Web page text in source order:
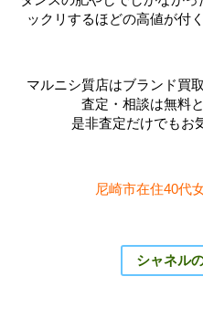
ックリするほどの高値が付
マルニシ質店はブランド買
査定・相談は無料
是非査定だけでもお
尼崎市在住40代
シャネル